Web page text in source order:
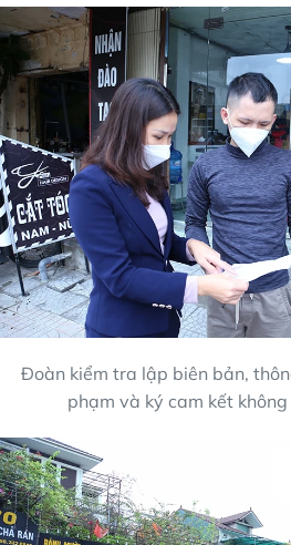
Đoàn kiểm tra lập biên bản,
phạm và ký cam kết